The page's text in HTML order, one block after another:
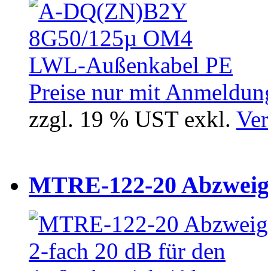
Preise nur mit
zzgl. 19 % UST exkl.
MTRE-122-20